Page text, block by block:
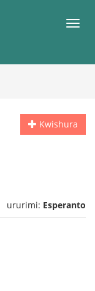
Kwishura
ururimi: Esperanto